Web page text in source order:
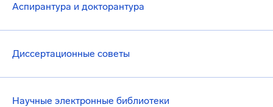
Аспирантура и докторантура
Диссертационные советы
Научные электронные библиотеки